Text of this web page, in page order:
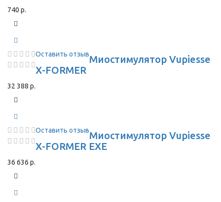
740 р.
Оставить отзывМиостимулятор Vupiesse
X-FORMER
32 388 р.
Оставить отзывМиостимулятор Vupiesse
X-FORMER EXE
36 636 р.